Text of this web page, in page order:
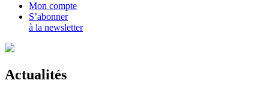
Mon compte
S’abonner
à la newsletter
Actualités